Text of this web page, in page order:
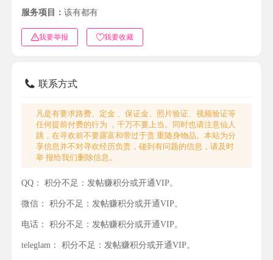
服务项目： 该有都有
我要举报 我要收藏
联系方式
凡是有要求路费、定金 、保证金、照片验证、视频验证等
任何提前付费的行为 ，千万不要上当。同时也请注意仙人
跳，在寻欢前不要露富和带过于贵 重随身物品。本站为分
享信息并不对寻欢经历负责，碰到有问题的信息，请及时
举 报给我们删除信息。
QQ： 积分不足：发帖赚积分或开通VIP。
微信： 积分不足：发帖赚积分或开通VIP。
电话： 积分不足：发帖赚积分或开通VIP。
teleglam： 积分不足：发帖赚积分或开通VIP。